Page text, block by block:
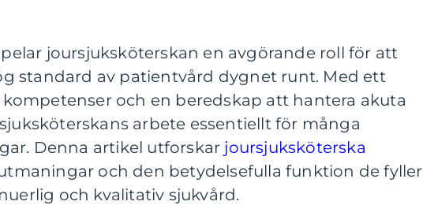
joursjuksköterskan en avgörande roll för att
standard av patientvård dygnet runt. Med ett
och en beredskap att hantera akuta
arbete essentiellt för många
Denna artikel utforskar joursjuksköterska
och den betydelsefulla funktion de fyller
och kvalitativ sjukvård.